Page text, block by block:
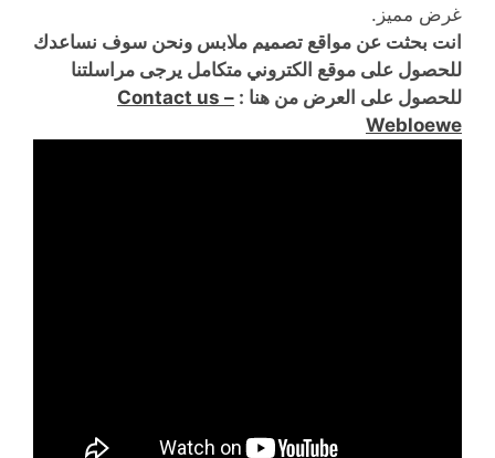
غرض مميز.
انت بحثت عن مواقع تصميم ملابس ونحن سوف نساعدك
للحصول على موقع الكتروني متكامل يرجى مراسلتنا
للحصول على العرض من هنا : Contact us –
Webloewe